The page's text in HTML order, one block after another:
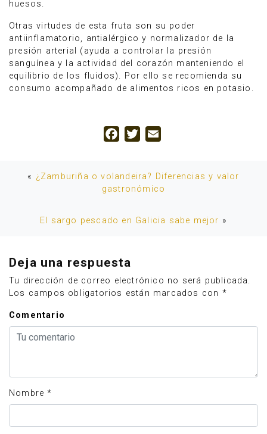
huesos.​
Otras virtudes de esta fruta son su poder
antiinflamatorio, antialérgico y normalizador de la
presión arterial (ayuda a controlar la presión
sanguínea y la actividad del corazón manteniendo el
equilibrio de los fluidos). Por ello se recomienda su
consumo acompañado de alimentos ricos en potasio.
Facebook
Twitter
« ¿Zamburiña o volandeira? Diferencias y valor
gastronómico
El sargo pescado en Galicia sabe mejor »
Deja una respuesta
Tu dirección de correo electrónico no será publicada.
Los campos obligatorios están marcados con *
Comentario
Nombre *